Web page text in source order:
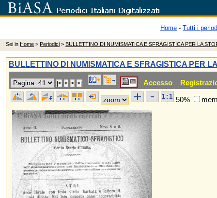
Home - Tutti i
Sei in Home > Periodici > BULLETTINO DI NUMISMATICA E SFRAGISTICA PER LA
BULLETTINO DI NUMISMATICA E SFRAGISTICA PER
Accesso
50%